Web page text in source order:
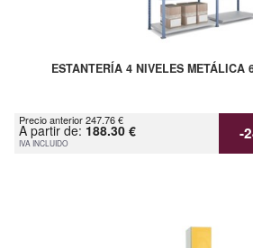
ESTANTERÍA 4 NIVELES METÁLICA
Precio anterior 247.76 €
A partir de: 188.30 €
IVA INCLUIDO -